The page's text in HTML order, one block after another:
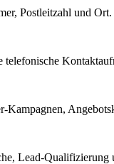
Postleitzahl und
Kampagnen,
Lead-